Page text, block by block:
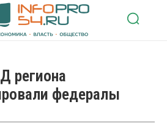
региона
федералы